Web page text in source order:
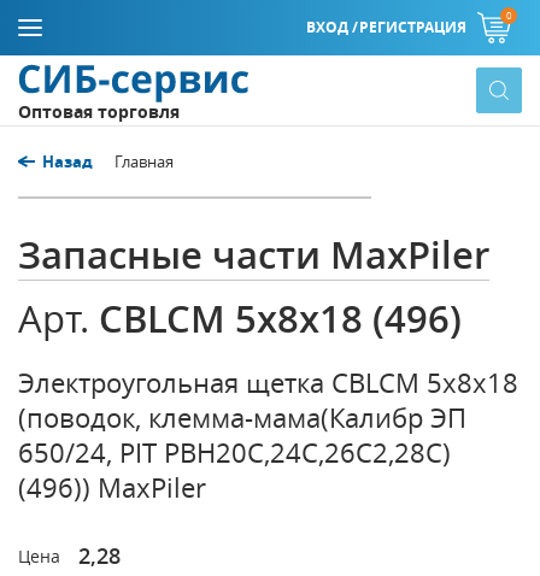
ВХОД /РЕГИСТРАЦИЯ
0
Оптовая торговля
Назад Главная
Запасные части MaxPiler
Арт. CBLCM 5х8х18 (496)
Электроугольная щетка CBLCM 5х8х18
(поводок, клемма-мама(Калибр ЭП
650/24, PIT PBH20С,24С,26С2,28С)
(496)) MaxPiler
Цена 2,28